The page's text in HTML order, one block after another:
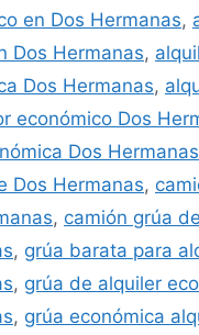
en Dos Hermanas,
Dos Hermanas,
Dos Hermanas,
económico Dos
Dos Hermanas
Dos Hermanas,
, camión grúa
, grúa barata para
, grúa de alquiler
, grúa económica